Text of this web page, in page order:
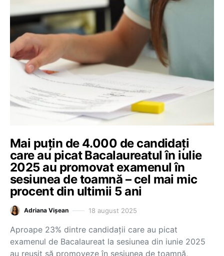
Mai puțin de 4.000 de candidați
care au picat Bacalaureatul în iulie
2025 au promovat examenul în
sesiunea de toamnă – cel mai mic
procent din ultimii 5 ani
Adriana Vișean 18 august 2025
Aproape 23% dintre candidații care au picat
examenul de Bacalaureat la sesiunea din iunie 2025
au reușit să promoveze în sesiunea de toamnă,